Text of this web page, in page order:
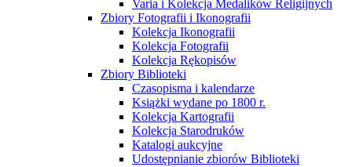
Varia i Kolekcja Medalików Religijnych
Zbiory Fotografii i Ikonografii
Kolekcja Ikonografii
Kolekcja Fotografii
Kolekcja Rękopisów
Zbiory Biblioteki
Czasopisma i kalendarze
Książki wydane po 1800 r.
Kolekcja Kartografii
Kolekcja Starodruków
Katalogi aukcyjne
Udostępnianie zbiorów Biblioteki